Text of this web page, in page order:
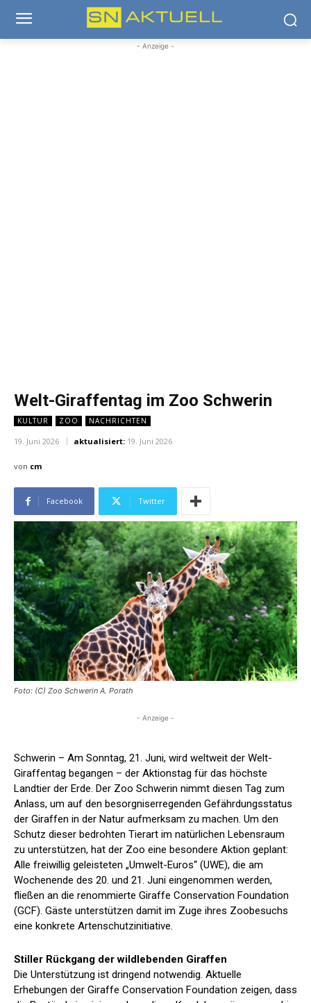
- Anzeige -
Welt-Giraffentag im Zoo Schwerin
KULTUR ZOO NACHRICHTEN
19. Juni 2026 aktualisiert: 19. Juni 2026
von cm
Facebook Twitter
Foto: (C) Zoo Schwerin A. Porath
- Anzeige -
Schwerin – Am Sonntag, 21. Juni, wird weltweit der Welt-
Giraffentag begangen – der Aktionstag für das höchste
Landtier der Erde. Der Zoo Schwerin nimmt diesen Tag zum
Anlass, um auf den besorgniserregenden Gefährdungsstatus
der Giraffen in der Natur aufmerksam zu machen. Um den
Schutz dieser bedrohten Tierart im natürlichen Lebensraum
zu unterstützen, hat der Zoo eine besondere Aktion geplant:
Alle freiwillig geleisteten „Umwelt-Euros“ (UWE), die am
Wochenende des 20. und 21. Juni eingenommen werden,
fließen an die renommierte Giraffe Conservation Foundation
(GCF). Gäste unterstützen damit im Zuge ihres Zoobesuchs
eine konkrete Artenschutzinitiative.
Stiller Rückgang der wildlebenden Giraffen
Die Unterstützung ist dringend notwendig. Aktuelle
Erhebungen der Giraffe Conservation Foundation zeigen, dass